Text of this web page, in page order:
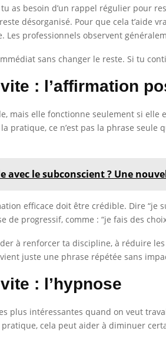
as besoin d’un rappel régulier pour
désorganisé. Pour que cela t’aide
Les professionnels observent
sans changer le reste. Si tu
: l’affirmation
mais elle fonctionne seulement si
pratique, ce n’est pas la phrase seule
avec le subconscient ? Une
efficace doit être crédible. Dire
progressif, comme : “je fais des
à renforcer ta discipline, à réduire
juste une phrase répétée sans
: l’hypnose
plus intéressantes quand on veut
cela peut aider à diminuer